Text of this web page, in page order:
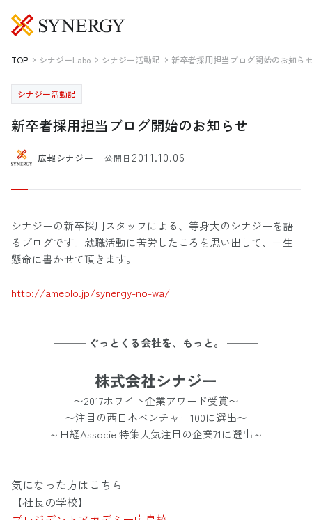
TOP シナジーLabo シナジー活動記 新卒者採用担当ブログ開始のお知ら
シナジー活動記
新卒者採用担当ブログ開始のお知らせ
広報シナジー 公開日 2011.10.06
シナジーの新卒採用スタッフによる、等身大のシナジーを語
るブログです。就職活動に苦労したころを思い出して、一生
懸命に書かせて頂きます。
http://ameblo.jp/synergy-no-wa/
─── ぐっとくる会社を、もっと。 ───
株式会社シナジー
〜2017ホワイト企業アワード受賞〜
〜注目の西日本ベンチャー100に選出〜
～日経Associe 特集人気注目の企業71に選出～
気になった方はこちら
【社長の学校】